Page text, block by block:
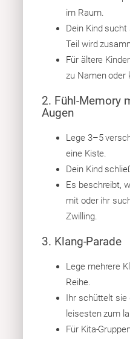
im Raum.
Dein Kind
Teil wird
Für ältere
zu Namen oder
2. Fühl-Memory
Augen
Lege 3–5
eine Kiste.
Dein Kind
Es beschreibt,
mit oder ihr
Zwilling.
3. Klang-Parade
Lege mehrere
Reihe.
Ihr schüttelt sie
leisesten zum
Für Kita-